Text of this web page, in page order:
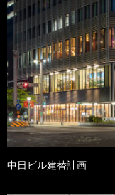
中日ビル建替計画